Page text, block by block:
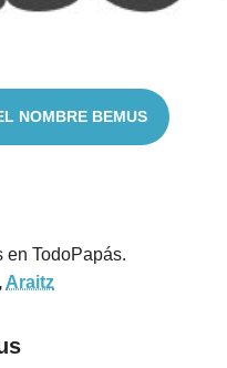
NOMBRE BEMUS
en TodoPapás.
, Araitz